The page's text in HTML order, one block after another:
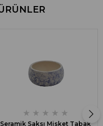
★ ★ ★ ★ ★
Seramik Saksı Misket Tabak